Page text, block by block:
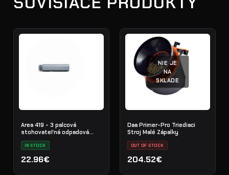
Area 419 - 3 palcová
stohovateľná odpadová
trubica
IN STOCK
22.96€
NIE JE
NA
SKLADE
Daa Primer-Pro Triediaci
Stroj Malé Zápalky
OUT OF STOCK
204.52€